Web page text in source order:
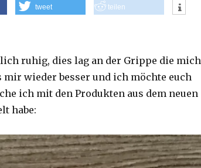
tweet teilen
ruhig, dies lag an der Grippe die mich
mir wieder besser und ich möchte euch
ich mit den Produkten aus dem neuen
habe: